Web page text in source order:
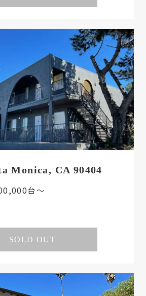
Monica, CA 90404
台〜
SOLD OUT